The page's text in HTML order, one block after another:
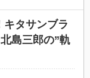
キタサンブラ
島三郎の”軌